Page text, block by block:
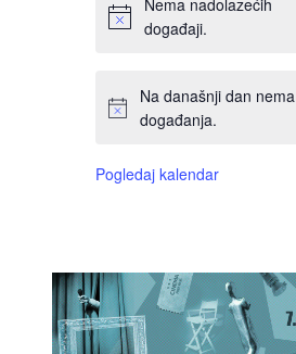
Nema nadolazećih
događaji.
Na današnji dan nema
događanja.
Pogledaj kalendar